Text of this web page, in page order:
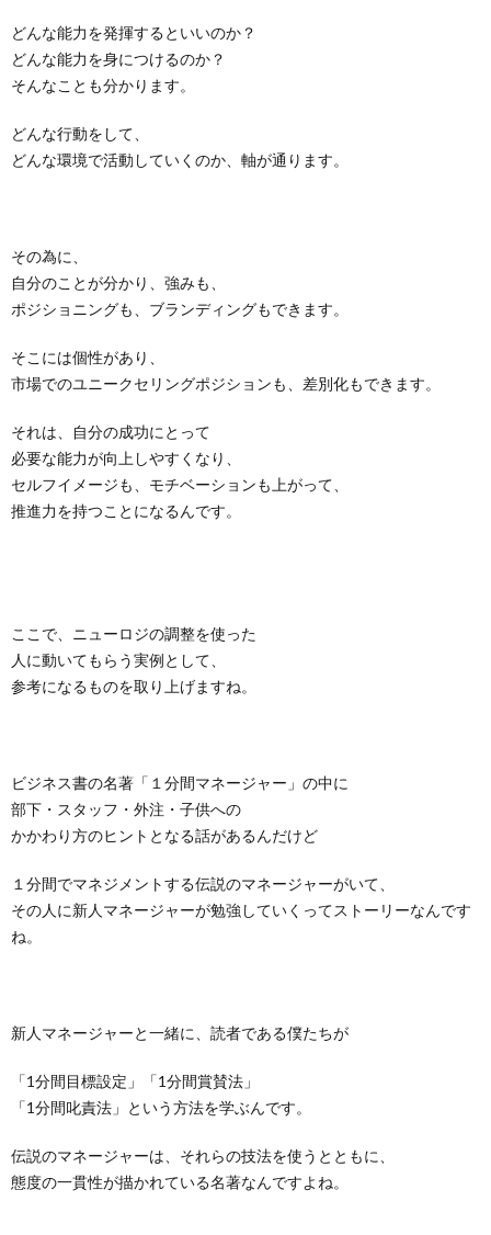
どんな能力を発揮するといいのか？
どんな能力を身につけるのか？
そんなことも分かります。
どんな行動をして、
どんな環境で活動していくのか、軸が通ります。
その為に、
自分のことが分かり、強みも、
ポジショニングも、ブランディングもできます。
そこには個性があり、
市場でのユニークセリングポジションも、差別化もできます。
それは、自分の成功にとって
必要な能力が向上しやすくなり、
セルフイメージも、モチベーションも上がって、
推進力を持つことになるんです。
ここで、ニューロジの調整を使った
人に動いてもらう実例として、
参考になるものを取り上げますね。
ビジネス書の名著「１分間マネージャー」の中に
部下・スタッフ・外注・子供への
かかわり方のヒントとなる話があるんだけど
１分間でマネジメントする伝説のマネージャーがいて、
その人に新人マネージャーが勉強していくってストーリーなんです
ね。
新人マネージャーと一緒に、読者である僕たちが
「1分間目標設定」「1分間賞賛法」
「1分間叱責法」という方法を学ぶんです。
伝説のマネージャーは、それらの技法を使うとともに、
態度の一貫性が描かれている名著なんですよね。